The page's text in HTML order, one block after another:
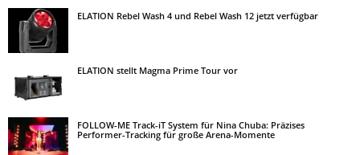
ELATION Rebel Wash 4 und Rebel Wash 12 jetzt verfügbar
ELATION stellt Magma Prime Tour vor
FOLLOW-ME Track-iT System für Nina Chuba: Präzises
Performer-Tracking für große Arena-Momente